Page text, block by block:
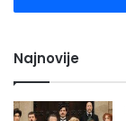
Najnovije